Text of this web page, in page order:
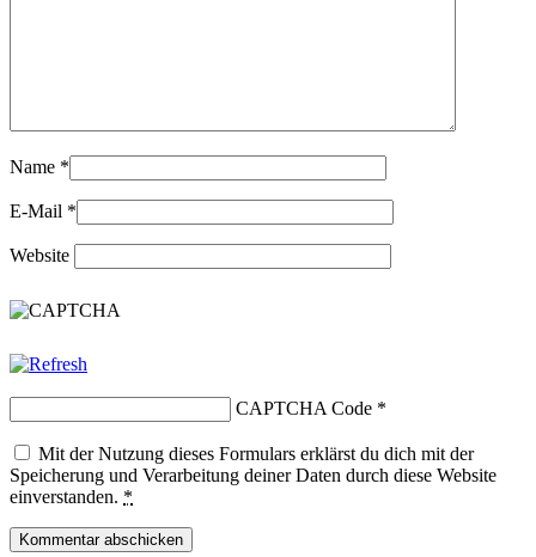
Name *
E-Mail *
Website
CAPTCHA Code *
Mit der Nutzung dieses Formulars erklärst du dich mit der
Speicherung und Verarbeitung deiner Daten durch diese Website
einverstanden. *